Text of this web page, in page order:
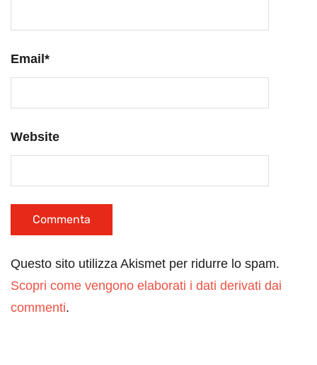
Email *
Website
Questo sito utilizza Akismet per ridurre lo spam.
Scopri come vengono elaborati i dati derivati dai
commenti.